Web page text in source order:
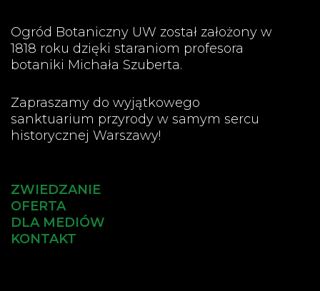
Ogród Botaniczny UW został założony w
1818 roku dzięki staraniom profesora
botaniki Michała Szuberta.
Zapraszamy do wyjątkowego
sanktuarium przyrody w samym sercu
historycznej Warszawy!
ZWIEDZANIE
OFERTA
DLA MEDIÓW
KONTAKT